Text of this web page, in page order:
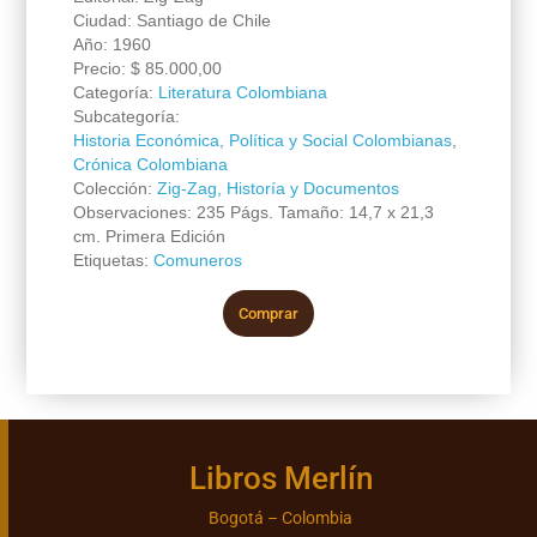
Ciudad: Santiago de Chile
Año: 1960
Precio: $85.000,00
Categoría: Literatura Colombiana
Subcategoría:
Historia Económica, Política y Social Colombianas,
Crónica Colombiana
Colección: Zig-Zag, Historía y Documentos
Observaciones: 235 Págs. Tamaño: 14,7 x 21,3
cm. Primera Edición
Etiquetas: Comuneros
Comprar
Libros Merlín
Bogotá – Colombia